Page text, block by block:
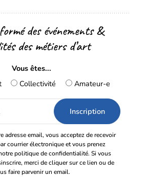
des événements &
des métiers d’art
Vous êtes...
Collectivité Amateur-e
adresse email, vous acceptez de recevoir
courrier électronique et vous prenez
politique de confidentialité. Si vous
merci de cliquer sur ce lien ou de
faire parvenir un email.